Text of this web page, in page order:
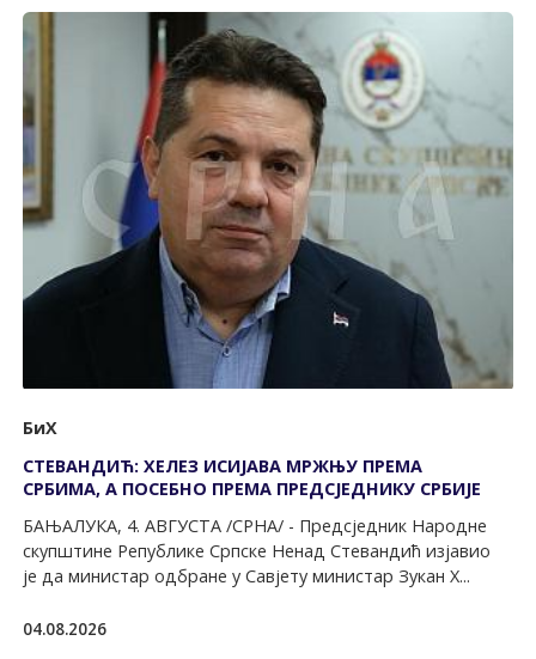
БиХ
СТЕВАНДИЋ: ХЕЛЕЗ ИСИЈАВА МРЖЊУ ПРЕМА
СРБИМА, А ПОСЕБНО ПРЕМА ПРЕДСЈЕДНИКУ СРБИЈЕ
БАЊАЛУКА, 4. АВГУСТА /СРНА/ - Предсједник Народне
скупштине Републике Српске Ненад Стевандић изјавио
је да министар одбране у Савјету министар Зукан Х...
04.08.2026